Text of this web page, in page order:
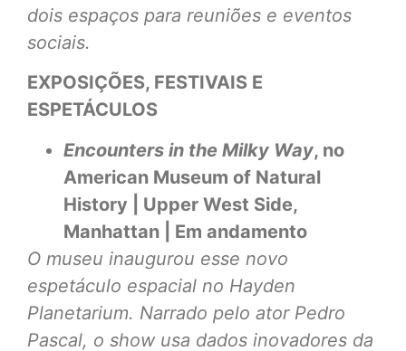
dois espaços para reuniões e eventos
sociais.
EXPOSIÇÕES, FESTIVAIS E
ESPETÁCULOS
Encounters in the Milky Way, no
American Museum of Natural
History | Upper West Side,
Manhattan | Em andamento
O museu inaugurou esse novo
espetáculo espacial no Hayden
Planetarium. Narrado pelo ator Pedro
Pascal, o show usa dados inovadores da